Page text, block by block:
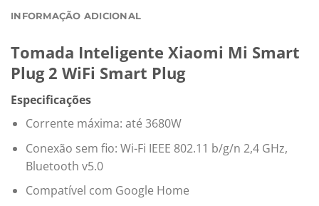
INFORMAÇÃO ADICIONAL
Tomada Inteligente Xiaomi Mi Smart
Plug 2 WiFi Smart Plug
Especificações
Corrente máxima: até 3680W
Conexão sem fio: Wi-Fi IEEE 802.11 b/g/n 2,4 GHz,
Bluetooth v5.0
Compatível com Google Home